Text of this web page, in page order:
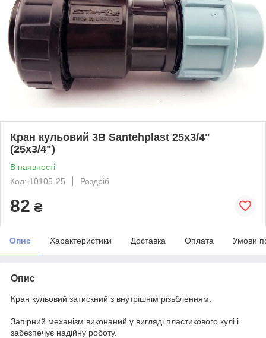
Кран кульовий 3В Santehplast 25х3/4"
(25х3/4")
В наявності
Код: 10105-25
Роздріб
82 ₴
Опис Характеристики Доставка Оплата Умови
Опис
Кран кульовий затискний з внутрішнім різьбленням.
Запірний механізм виконаний у вигляді пластикового кулі і
забезпечує надійну роботу.